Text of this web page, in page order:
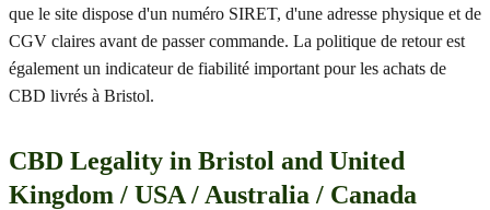
que le site dispose d'un numéro SIRET, d'une adresse physique et de
CGV claires avant de passer commande. La politique de retour est
également un indicateur de fiabilité important pour les achats de
CBD livrés à Bristol.
CBD Legality in Bristol and United
Kingdom / USA / Australia / Canada